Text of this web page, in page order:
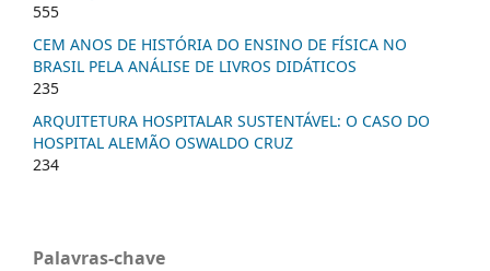
555
CEM ANOS DE HISTÓRIA DO ENSINO DE FÍSICA NO
BRASIL PELA ANÁLISE DE LIVROS DIDÁTICOS
235
ARQUITETURA HOSPITALAR SUSTENTÁVEL: O CASO DO
HOSPITAL ALEMÃO OSWALDO CRUZ
234
Palavras-chave